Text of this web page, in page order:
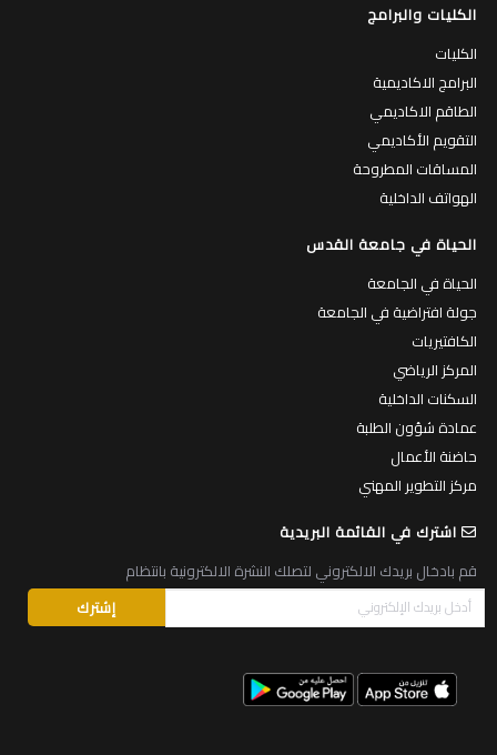
الكليات والبرامج
الكليات
البرامج الاكاديمية
الطاقم الاكاديمي
التقويم الأكاديمي
المساقات المطروحة
الهواتف الداخلية
الحياة في جامعة القدس
الحياة في الجامعة
جولة افتراضية في الجامعة
الكافتيريات
المركز الرياضي
السكنات الداخلية
عمادة شؤون الطلبة
حاضنة الأعمال
مركز التطوير المهني
اشترك في القائمة البريدية
قم بادخال بريدك الالكتروني لتصلك النشرة الالكترونية بانتظام